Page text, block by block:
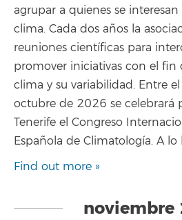
agrupar a quienes se
clima. Cada dos años la
reuniones científicas para
promover iniciativas con el fin
clima y su variabilidad. Entre
octubre de 2026 se celebrará
Tenerife el Congreso
Española de Climatología. A lo
Find out more »
noviembre